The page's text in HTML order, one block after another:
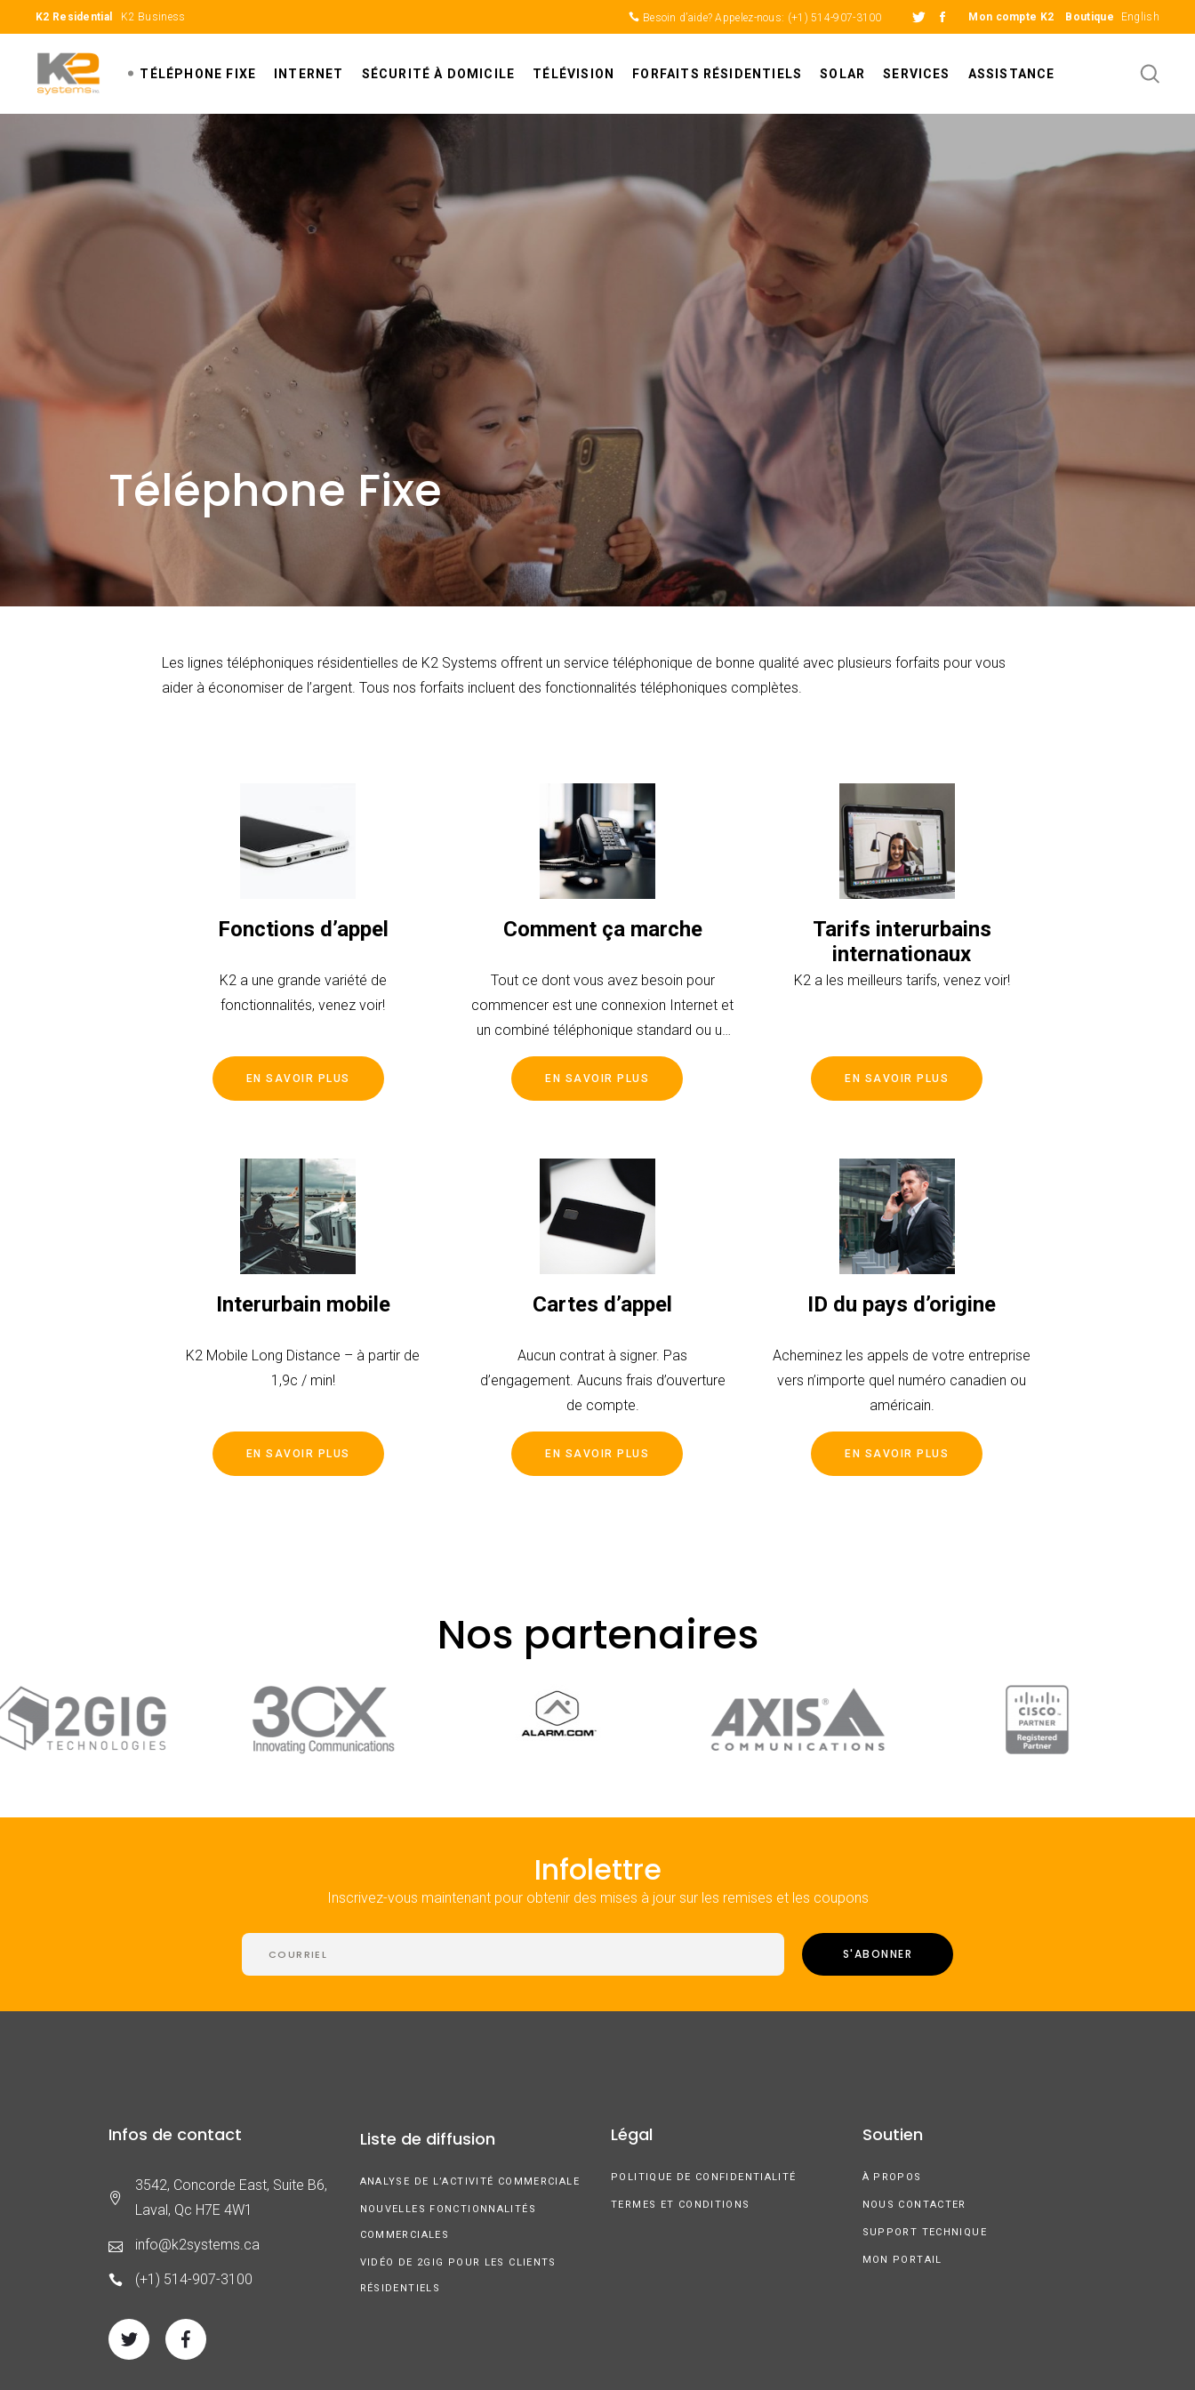
K2 Residential K2 Business Besoin d’aide? Appelez-nous: (+1) 514-907-3100 Mon compte K2 Boutique English
TÉLÉPHONE FIXE INTERNET SÉCURITÉ À DOMICILE TÉLÉVISION FORFAITS RÉSIDENTIELS SOLAR SERVICES ASSISTANCE
Téléphone Fixe
Les lignes téléphoniques résidentielles de K2 Systems offrent un service téléphonique de bonne qualité avec plusieurs forfaits pour vous
aider à économiser de l’argent. Tous nos forfaits incluent des fonctionnalités téléphoniques complètes.
Fonctions d’appel
K2 a une grande variété de
fonctionnalités, venez voir!
EN SAVOIR PLUS
Comment ça marche
Tout ce dont vous avez besoin pour
commencer est une connexion Internet et
un combiné téléphonique standard ou un
appareil VoIP!
EN SAVOIR PLUS
Tarifs interurbains
internationaux
K2 a les meilleurs tarifs, venez voir!
EN SAVOIR PLUS
Interurbain mobile
K2 Mobile Long Distance – à partir de
1,9c / min!
EN SAVOIR PLUS
Cartes d’appel
Aucun contrat à signer. Pas
d’engagement. Aucuns frais d’ouverture
de compte.
EN SAVOIR PLUS
ID du pays d’origine
Acheminez les appels de votre entreprise
vers n’importe quel numéro canadien ou
américain.
EN SAVOIR PLUS
Nos partenaires
Infolettre
Inscrivez-vous maintenant pour obtenir des mises à jour sur les remises et les coupons
Infos de contact
3542, Concorde East, Suite B6,
Laval, Qc H7E 4W1
info@k2systems.ca
(+1) 514-907-3100
Liste de diffusion
ANALYSE DE L’ACTIVITÉ COMMERCIALE
NOUVELLES FONCTIONNALITÉS
COMMERCIALES
VIDÉO DE 2GIG POUR LES CLIENTS
RÉSIDENTIELS
Légal
POLITIQUE DE CONFIDENTIALITÉ
TERMES ET CONDITIONS
Soutien
À PROPOS
NOUS CONTACTER
SUPPORT TECHNIQUE
MON PORTAIL